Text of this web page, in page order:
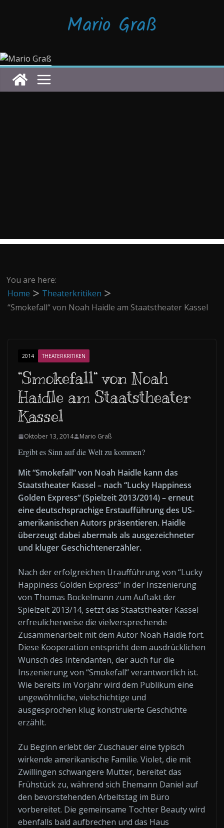
Mario Graß
You are here:
Home
Theaterkritiken
“Smokefall“ von Noah Haidle am Staatstheater Kassel
2014 THEATERKRITIKEN
“Smokefall“ von Noah
Haidle am Staatstheater
Kassel
Oktober 13, 2014 Mario Graß
Ergibt es Sinn auf die Welt zu kommen?
Mit “Smokefall“ von Noah Haidle kann das
Staatstheater Kassel – nach “Lucky Happiness
Golden Express“ (Spielzeit 2013/2014) – erneut
eine deutschsprachige Erstaufführung des US-
amerikanischen Autors präsentieren. Haidle
überzeugt dabei abermals als ausgezeichneter
und kluger Geschichtenerzähler.
Nach der erfolgreichen Uraufführung von “Lucky
Happiness Golden Express“ in der Inszenierung
von Thomas Bockelmann zum Auftakt der
Spielzeit 2013/14, setzt das Staatstheater Kassel
erfreulicherweise die vielversprechende
Zusammenarbeit mit dem Autor Noah Haidle fort.
Diese Kooperation entspricht dem ausdrücklichen
Wunsch des Intendanten, der auch für die
Inszenierung von “Smokefall“ verantwortlich ist.
Wie bereits im Vorjahr wird dem Publikum eine
ungewöhnliche, vielschichtige und
ausgesprochen klug konstruierte Geschichte
erzählt.
Zu Beginn erlebt der Zuschauer eine typisch
wirkende amerikanische Familie. Violet, die mit
Zwillingen schwangere Mutter, bereitet das
Frühstück zu, während sich Ehemann Daniel auf
den bevorstehenden Arbeitstag im Büro
vorbereitet. Die gemeinsame Tochter Beauty wird
ebenfalls bald aufbrechen und das Haus